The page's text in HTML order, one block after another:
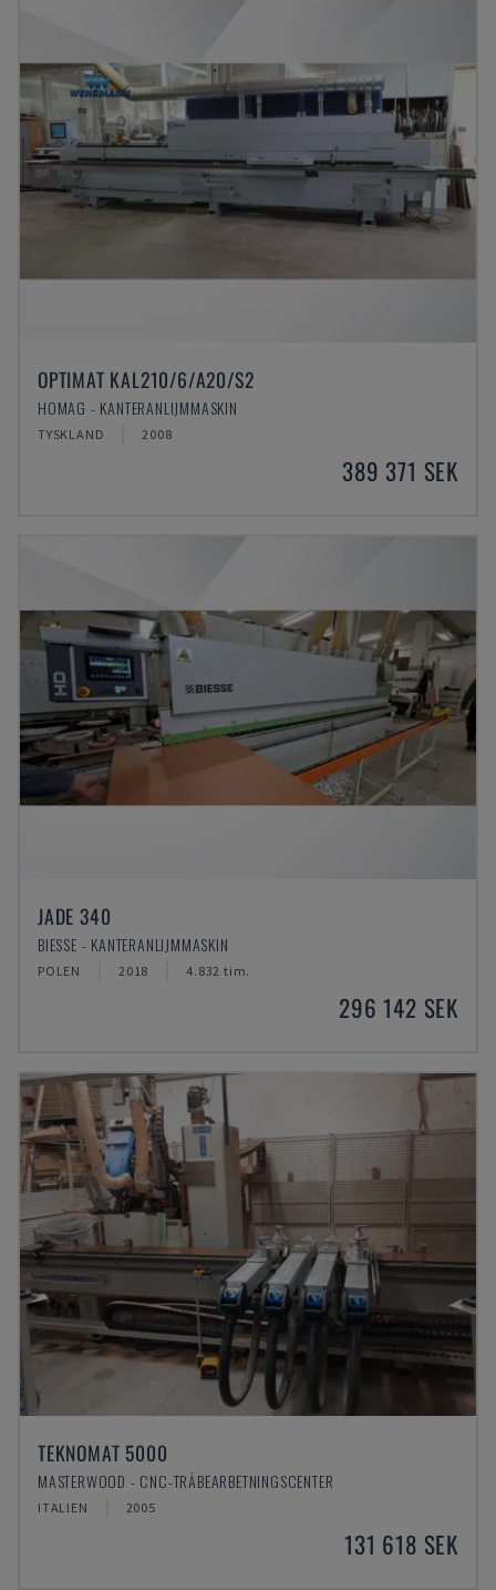
OPTIMAT KAL210/6/A20/S2
HOMAG - KANTERANLIJMMASKIN
TYSKLAND 2008
389 371 SEK
JADE 340
BIESSE - KANTERANLIJMMASKIN
POLEN 2018 4.832 tim.
296 142 SEK
TEKNOMAT 5000
MASTERWOOD - CNC-TRÄBEARBETNINGSCENTER
ITALIEN 2005
131 618 SEK